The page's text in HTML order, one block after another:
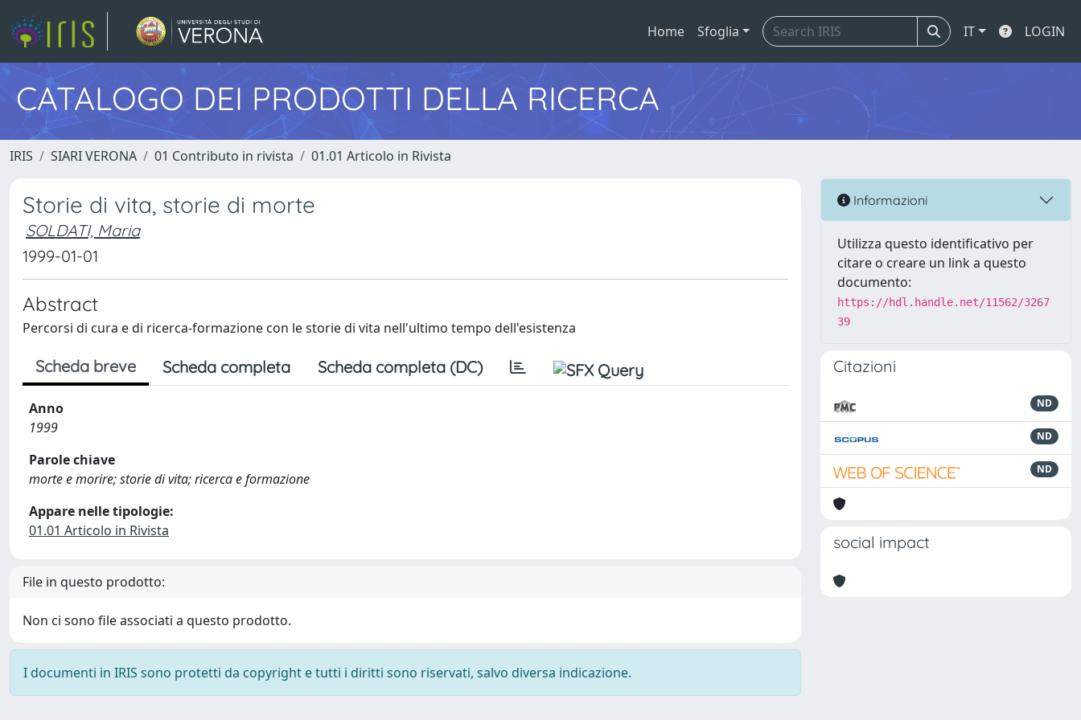
Home Sfoglia IT LOGIN
CATALOGO DEI PRODOTTI DELLA RICERCA
IRIS SIARI VERONA 01 Contributo in rivista 01.01 Articolo in Rivista
Storie di vita, storie di morte
SOLDATI, Maria
1999-01-01
Abstract
Percorsi di cura e di ricerca-formazione con le storie di vita nell'ultimo tempo dell'esistenza
Scheda breve Scheda completa Scheda completa (DC)
Anno
1999
Parole chiave
morte e morire; storie di vita; ricerca e formazione
Appare nelle tipologie:
01.01 Articolo in Rivista
File in questo prodotto:
Non ci sono file associati a questo prodotto.
I documenti in IRIS sono protetti da copyright e tutti i diritti sono riservati, salvo diversa indicazione.
Informazioni
Utilizza questo identificativo per
citare o creare un link a questo
documento:
https://hdl.handle.net/11562/3267
39
Citazioni
ND
ND
ND
social impact